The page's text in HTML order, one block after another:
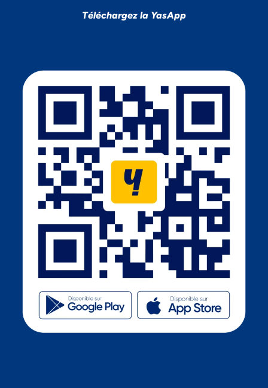
Téléchargez la YasApp